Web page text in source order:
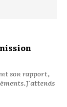
son rapport,